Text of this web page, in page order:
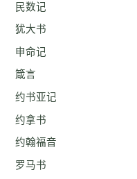
民数记
犹大书
申命记
箴言
约书亚记
约拿书
约翰福音
罗马书